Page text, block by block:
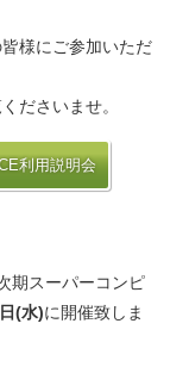
様にご参加いただ
ださいませ。
利用説明会
期スーパーコンピ
(水)に開催致しま